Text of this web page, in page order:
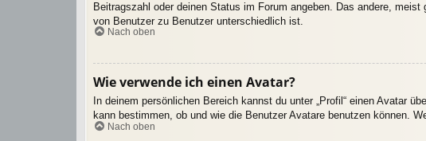
Beitragszahl oder deinen Status im Forum angeben. Das andere,
von Benutzer zu Benutzer unterschiedlich ist.
Nach oben
Wie verwende ich einen Avatar?
In deinem persönlichen Bereich kannst du unter „Profil“ einen Avatar
kann bestimmen, ob und wie die Benutzer Avatare benutzen können.
Nach oben